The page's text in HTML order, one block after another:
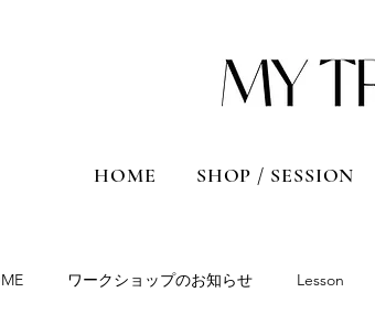
HOME SHOP / SESSION
ワークショップのお知らせ Lesson